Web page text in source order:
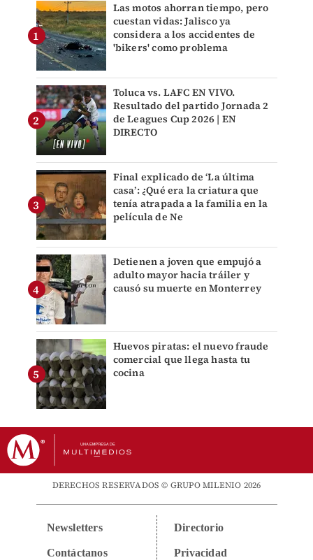
Las motos ahorran tiempo, pero
cuestan vidas: Jalisco ya
considera a los accidentes de
'bikers' como problema
Toluca vs. LAFC EN VIVO.
Resultado del partido Jornada 2
de Leagues Cup 2026 | EN
DIRECTO
Final explicado de ‘La última
casa’: ¿Qué era la criatura que
tenía atrapada a la familia en la
película de Ne
Detienen a joven que empujó a
adulto mayor hacia tráiler y
causó su muerte en Monterrey
Huevos piratas: el nuevo fraude
comercial que llega hasta tu
cocina
DERECHOS RESERVADOS © GRUPO MILENIO 2026
Newsletters
Contáctanos
Directorio
Privacidad